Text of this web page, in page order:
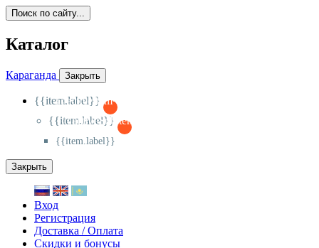
Поиск по сайту...
Каталог
Караганда Закрыть
{{item.label}}
{{activeItem==item.id?'-
{{item.label}}
{{activeSubitem==item.id?'-
{{item.label}}
Закрыть
Вход
Регистрация
Доставка / Оплата
Скидки и бонусы